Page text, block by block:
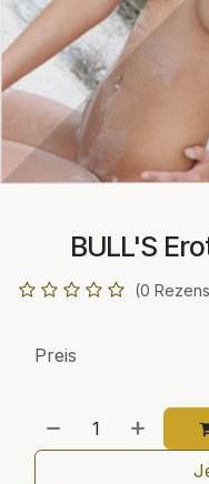
BULL'S
(0
Preis